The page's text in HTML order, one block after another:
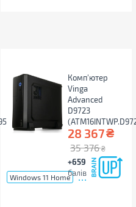
185
чорний
Vinga
Україна
Комп'ютер
Vinga
Advanced
D9723
28 367₴
35 376 ₴
+659
балів
Windows 11 Home ...